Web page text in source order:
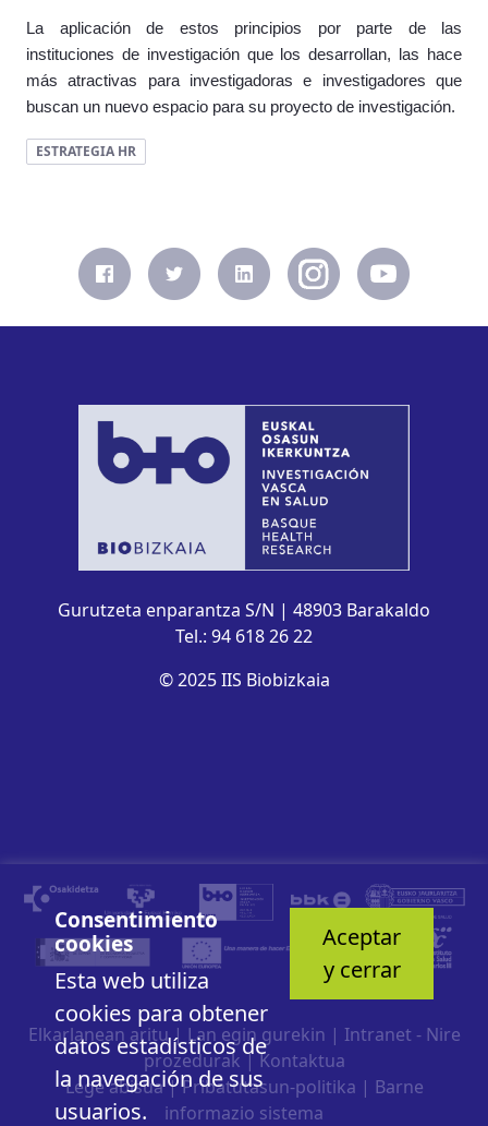
La aplicación de estos principios por parte de las
instituciones de investigación que los desarrollan, las hace
más atractivas para investigadoras e investigadores que
buscan un nuevo espacio para su proyecto de investigación.
ESTRATEGIA HR
Gurutzeta enparantza S/N | 48903 Barakaldo
Tel.: 94 618 26 22
© 2025 IIS Biobizkaia
Consentimiento
cookies
Esta web utiliza
cookies para obtener
datos estadísticos de
la navegación de sus
usuarios.
Aceptar
y cerrar
Elkarlanean aritu| Lan egin gurekin | Intranet - Nire
prozedurak|Kontaktua
Lege abisua|Pribatutasun-politika | Barne
informazio sistema